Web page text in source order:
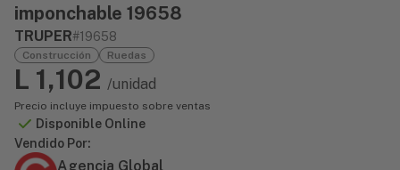
imponchable 19658
TRUPER#19658
Construcción Ruedas
L 1,102 /unidad
Precio incluye impuesto sobre ventas
Disponible Online
Vendido Por:
Agencia Global